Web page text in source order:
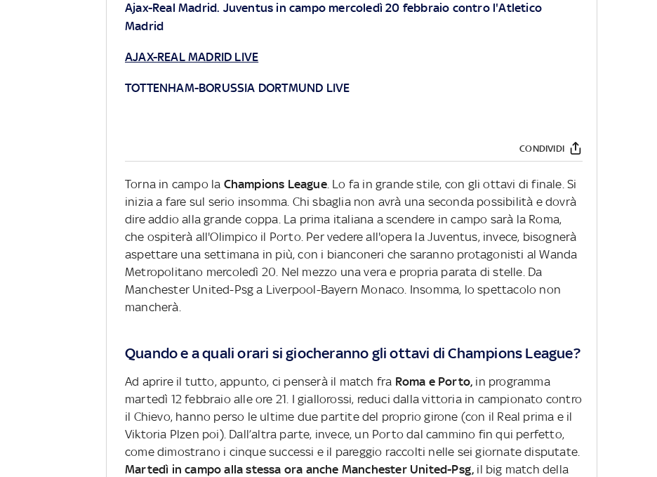
Ajax-Real Madrid. Juventus in campo mercoledì 20 febbraio contro l'Atletico
Madrid
AJAX-REAL MADRID LIVE
TOTTENHAM-BORUSSIA DORTMUND LIVE
CONDIVIDI
Torna in campo la Champions League. Lo fa in grande stile, con gli ottavi di finale. Si
inizia a fare sul serio insomma. Chi sbaglia non avrà una seconda possibilità e dovrà
dire addio alla grande coppa. La prima italiana a scendere in campo sarà la Roma,
che ospiterà all'Olimpico il Porto. Per vedere all'opera la Juventus, invece, bisognerà
aspettare una settimana in più, con i bianconeri che saranno protagonisti al Wanda
Metropolitano mercoledì 20. Nel mezzo una vera e propria parata di stelle. Da
Manchester United-Psg a Liverpool-Bayern Monaco. Insomma, lo spettacolo non
mancherà.
Quando e a quali orari si giocheranno gli ottavi di Champions League?
Ad aprire il tutto, appunto, ci penserà il match fra Roma e Porto, in programma
martedì 12 febbraio alle ore 21. I giallorossi, reduci dalla vittoria in campionato contro
il Chievo, hanno perso le ultime due partite del proprio girone (con il Real prima e il
Viktoria Plzen poi). Dall’altra parte, invece, un Porto dal cammino fin qui perfetto,
come dimostrano i cinque successi e il pareggio raccolti nelle sei giornate disputate.
Martedì in campo alla stessa ora anche Manchester United-Psg, il big match della